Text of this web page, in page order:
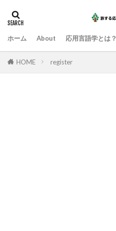
ホーム About 応用言語学とは？
HOME register